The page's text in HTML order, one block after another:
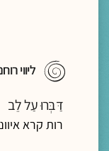
ליווי
דַּבְּרוּ עַל לֵב
רות קרא